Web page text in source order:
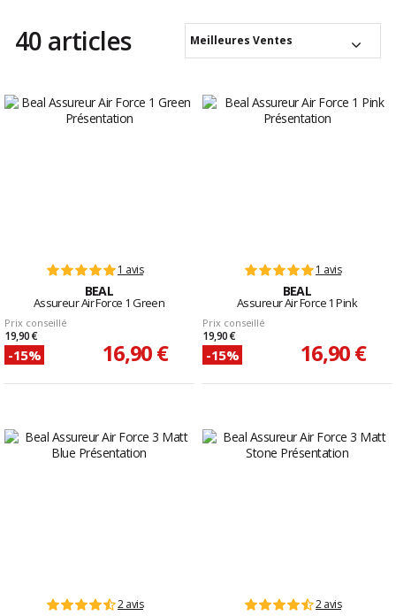
offre un excellent confort d'assurage. Retrouvez toute la
d'escalade sur Glisshop.
40 articles Meilleures Ventes
1 avis
BEAL
Assureur Air Force 1 Green
Prix conseillé
19,90 €
-15% 16,90 €
1 avis
BEAL
Assureur Air Force 1 Pink
Prix conseillé
19,90 €
-15% 16,90 €
2 avis 2 avis